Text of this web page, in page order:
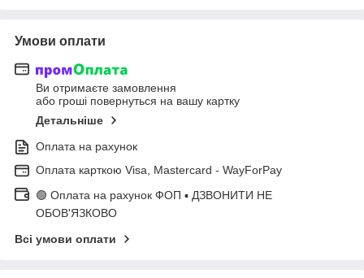
Умови оплати
Ви отримаєте замовлення
або гроші повернуться на вашу картку
Детальніше
Оплата на рахунок
Оплата карткою Visa, Mastercard - WayForPay
🟢 Оплата на рахунок ФОП ▪ ДЗВОНИТИ НЕ
ОБОВ'ЯЗКОВО
Всі умови оплати